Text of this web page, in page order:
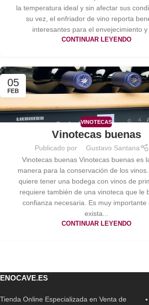
la temperatura ideal y sin afectar sus
su vez, el enfriador de vino reporta
interesantes para el envejecimiento y
CONTINUAR LEYENDO
05
FEB
VINOTECAS
Vinotecas buenas
Publicado por Gustavo Santana
Vinotecas buenas Vinotecas buenas es
manera para la conservación de los
quiere tener una bodega con vinos de
requiere también de una vinoteca que le
confianza necesaria. Es muy importante
exista...
CONTINUAR LEYENDO
ENOCAVE.ES
Tienda Online Especializada en Venta de